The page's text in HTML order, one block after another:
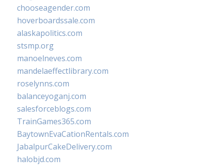
chooseagender.com
hoverboardssale.com
alaskapolitics.com
stsmp.org
manoelneves.com
mandelaeffectlibrary.com
roselynns.com
balanceyoganj.com
salesforceblogs.com
TrainGames365.com
BaytownEvaCationRentals.com
JabalpurCakeDelivery.com
halobjd.com